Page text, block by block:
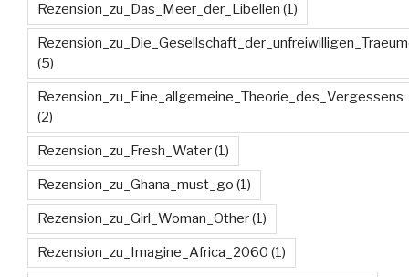
Rezension_zu_Das_Meer_der_Libellen (1)
(5)
Rezension_zu_Eine_allgemeine_Theorie_des_Vergessens
(2)
Rezension_zu_Fresh_Water(1)
Rezension_zu_Ghana_must_go (1)
Rezension_zu_Girl_Woman_Other(1)
Rezension_zu_Imagine_Africa_2060 (1)